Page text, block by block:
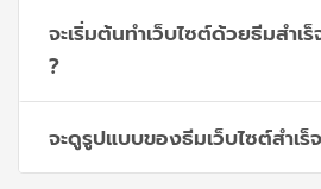
จะเริ่มต้นทำเว็บไซต์ด้วยธีมสำเ
?
จะดูรูปแบบของธีมเว็บไซต์สำเร็